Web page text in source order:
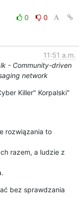
0
0
11:51 a.m.
- Community-driven
network
Killer" Korpalski"
rozwiązania to
razem, a ludzie z
bez sprawdzania